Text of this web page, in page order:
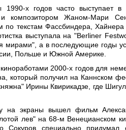
1990-х годов часто выступает
и композитором Жаном-Мари
по текстам Фассбиндера,
выступала на "Berliner
мирами", а в последующие годы
Польше и Южной Америке.
2000-х годов для
который получил на Каннском
Ирины Квирикадзе, где
на экраны вышел фильм
лев" на 68-м Венецианском
Сокуров специально